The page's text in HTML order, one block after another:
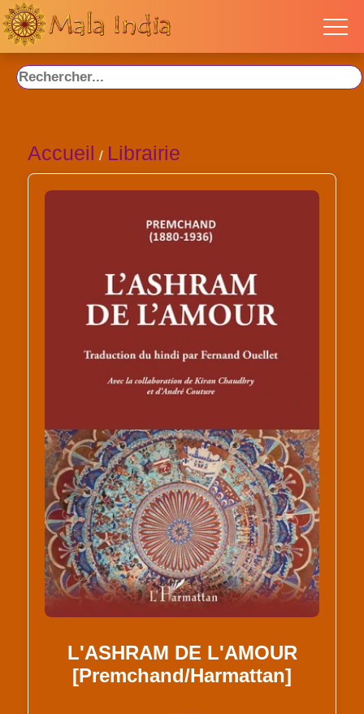
Accueil / Librairie
L'ASHRAM DE L'AMOUR
[Premchand/Harmattan]